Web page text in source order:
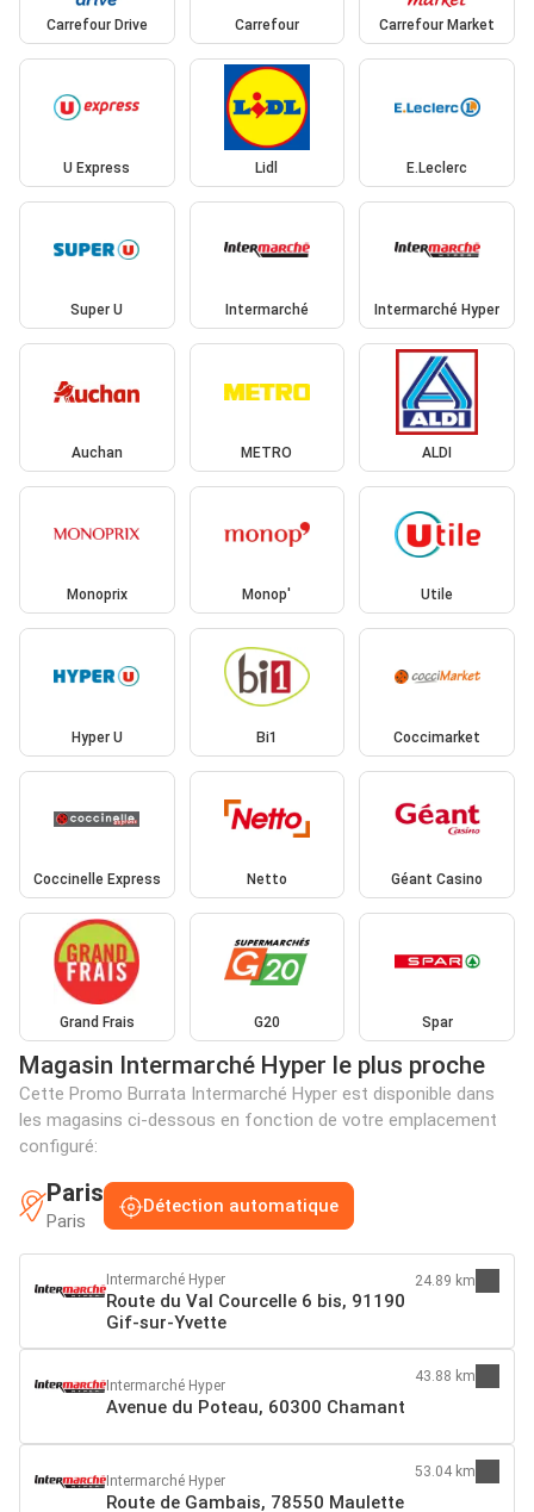
Carrefour Drive Carrefour Carrefour Market
U Express Lidl E.Leclerc
Super U Intermarché Intermarché Hyper
Auchan METRO ALDI
Monoprix Monop' Utile
Hyper U Bi1 Coccimarket
Coccinelle Express Netto Géant Casino
Grand Frais G20 Spar
Magasin Intermarché Hyper le plus proche
Cette Promo Burrata Intermarché Hyper est disponible dans
les magasins ci-dessous en fonction de votre emplacement
configuré:
Paris
Paris
Détection automatique
Intermarché Hyper
Route du Val Courcelle 6 bis, 91190
Gif-sur-Yvette
24.89 km
Intermarché Hyper
Avenue du Poteau, 60300 Chamant
43.88 km
Intermarché Hyper
Route de Gambais, 78550 Maulette
53.04 km